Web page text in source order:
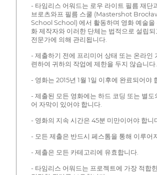
- 타임리스 어워드는 로우 라이트 필름 재단
브로츠와프 필름 스쿨 (Mastershot
School School) 에서 활동하며 영화 예술을
화 제작자와 이러한 단체는 법적으로 설립되
전문가에 의해 관리됩니다.
- 제출하기 전에 프리미어 상태 또는 온라인
련하여 귀하의 작업에 제한을 두지 않습니다.
- 영화는 2015년 1월 1일 이후에 완료되어야
- 제출된 모든 영화에는 하드 코딩 또는 별도
어 자막이 있어야 합니다.
- 영화의 지속 시간은 45분 미만이어야 합니
- 모든 제출은 반드시 페스톰을 통해 이루어
- 제출은 모든 카테고리에 유효합니다.
- 타임리스 어워드는 프로젝트에 가장 적합